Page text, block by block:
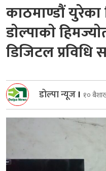
काठमाण्डौं
डाेल्पाकाे
डिजिटल प्रविधि
डोल्पा न्यूज । १०